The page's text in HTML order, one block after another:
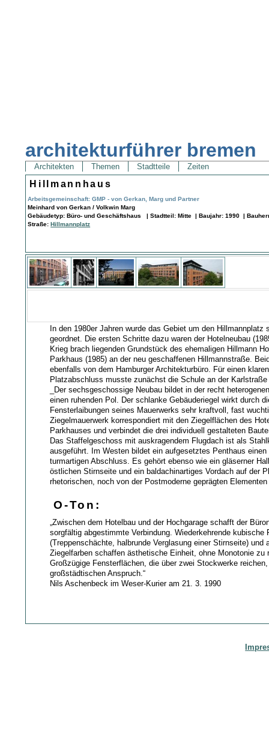
architekturführer bremen
Architekten Themen Stadtteile Zeiten
Hillmannhaus
Arbeitsgemeinschaft: GMP - von Gerkan, Marg und Partner
Meinhard von Gerkan / Volkwin Marg
Gebäudetyp: Büro- und Geschäftshaus | Stadtteil: Mitte | Baujahr: 1990 |
Straße:Hillmannplatz
In den 1980er Jahren wurde das Gebiet um den Hillmannplatz
geordnet. Die ersten Schritte dazu waren der Hotelneubau
Krieg brach liegenden Grundstück des ehemaligen Hillmann
Parkhaus (1985) an der neu geschaffenen Hillmannstraße.
ebenfalls von dem Hamburger Architekturbüro. Für einen
Platzabschluss musste zunächst die Schule an der Karlstraße
_Der sechsgeschossige Neubau bildet in der recht
einen ruhenden Pol. Der schlanke Gebäuderiegel wirkt durch
Fensterlaibungen seines Mauerwerks sehr kraftvoll, fast
Ziegelmauerwerk korrespondiert mit den Ziegelflächen des
Parkhauses und verbindet die drei individuell gestalteten
Das Staffelgeschoss mit auskragendem Flugdach ist als
ausgeführt. Im Westen bildet ein aufgesetztes Penthaus
turmartigen Abschluss. Es gehört ebenso wie ein gläserner
östlichen Stirnseite und ein baldachinartiges Vordach auf der
rhetorischen, noch von der Postmoderne geprägten
O-Ton:
„Zwischen dem Hotelbau und der Hochgarage schafft der
sorgfältig abgestimmte Verbindung. Wiederkehrende kubische
(Treppenschächte, halbrunde Verglasung einer Stirnseite) und
Ziegelfarben schaffen ästhetische Einheit, ohne Monotonie zu
Großzügige Fensterflächen, die über zwei Stockwerke
großstädtischen Anspruch.“
Nils Aschenbeck im Weser-Kurier am 21. 3. 1990